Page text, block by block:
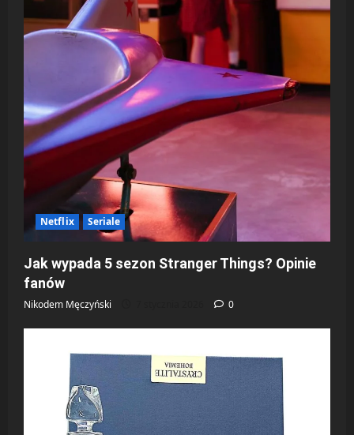
Netflix Seriale
Jak wypada 5 sezon Stranger Things? Opinie
fanów
Nikodem Męczyński 0